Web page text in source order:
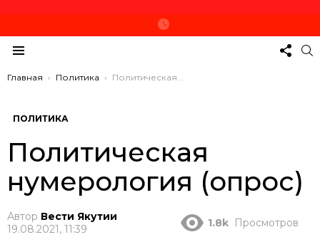
Вы здесь:
Главная Политика Политическая нумерология (опрос)
ПОЛИТИКА
Политическая
нумерология (опрос)
Автор Вести Якутии
19.08.2021, 11:39
1.8k Просмотров